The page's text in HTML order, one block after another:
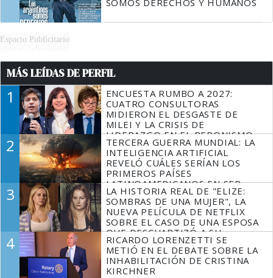
SOMOS DERECHOS Y HUMANOS
Espacio Publicitario
MÁS LEÍDAS DE PERFIL
1
ENCUESTA RUMBO A 2027:
CUATRO CONSULTORAS
MIDIERON EL DESGASTE DE
MILEI Y LA CRISIS DE
LIDERAZGO EN EL PERONISMO
2
TERCERA GUERRA MUNDIAL: LA
INTELIGENCIA ARTIFICIAL
REVELÓ CUÁLES SERÍAN LOS
PRIMEROS PAÍSES
LATINOAMERICANOS EN SER
DERROTADOS
3
LA HISTORIA REAL DE "ELIZE:
SOMBRAS DE UNA MUJER", LA
NUEVA PELÍCULA DE NETFLIX
SOBRE EL CASO DE UNA ESPOSA
QUE DESCUARTIZÓ A SU
MARIDO
4
RICARDO LORENZETTI SE
METIÓ EN EL DEBATE SOBRE LA
INHABILITACIÓN DE CRISTINA
KIRCHNER